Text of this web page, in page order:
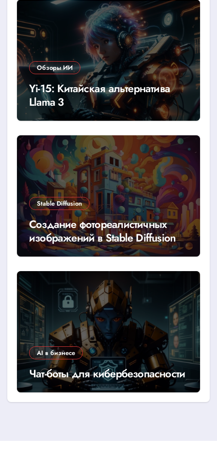
Обзоры ИИ
Yi-15: Китайская альтернатива
Llama 3
Stable Diffusion
Создание фотореалистичных
изображений в Stable Diffusion
AI в бизнесе
Чат-боты для кибербезопасности